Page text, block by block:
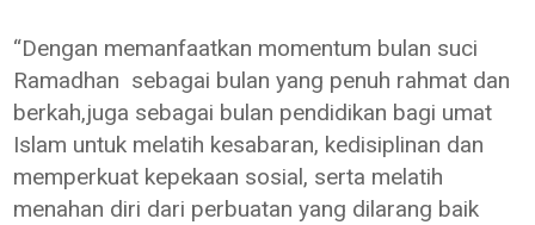
“Dengan memanfaatkan momentum bulan suci
Ramadhan sebagai bulan yang penuh rahmat dan
berkah,juga sebagai bulan pendidikan bagi umat
Islam untuk melatih kesabaran, kedisiplinan dan
memperkuat kepekaan sosial, serta melatih
menahan diri dari perbuatan yang dilarang baik